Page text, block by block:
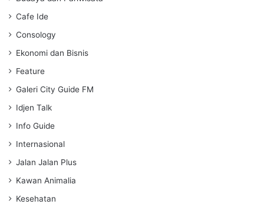
Cafe Ide
Consology
Ekonomi dan Bisnis
Feature
Galeri City Guide FM
Idjen Talk
Info Guide
Internasional
Jalan Jalan Plus
Kawan Animalia
Kesehatan